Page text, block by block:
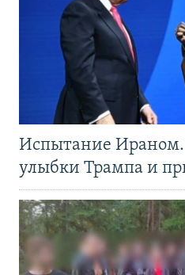
Испытание
улыбки Трампа и